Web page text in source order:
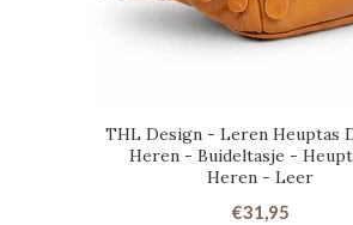
THL Design - Leren Heuptas
Heren - Buideltasje -
Heren - Leer
€31,95